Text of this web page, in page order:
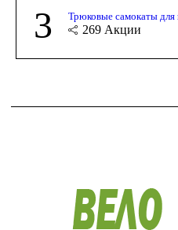
3 Трюковые самокаты для
269 Акции